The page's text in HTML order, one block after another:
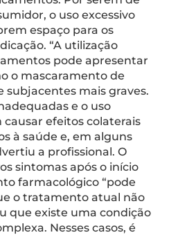
o uso excessivo
espaço para os
“A utilização
pode apresentar
o mascaramento de
subjacentes mais graves.
e o uso
efeitos colaterais
à saúde e, em alguns
a profissional. O
sintomas após o início
farmacológico “pode
o tratamento atual não
que existe uma condição
Nesses casos, é